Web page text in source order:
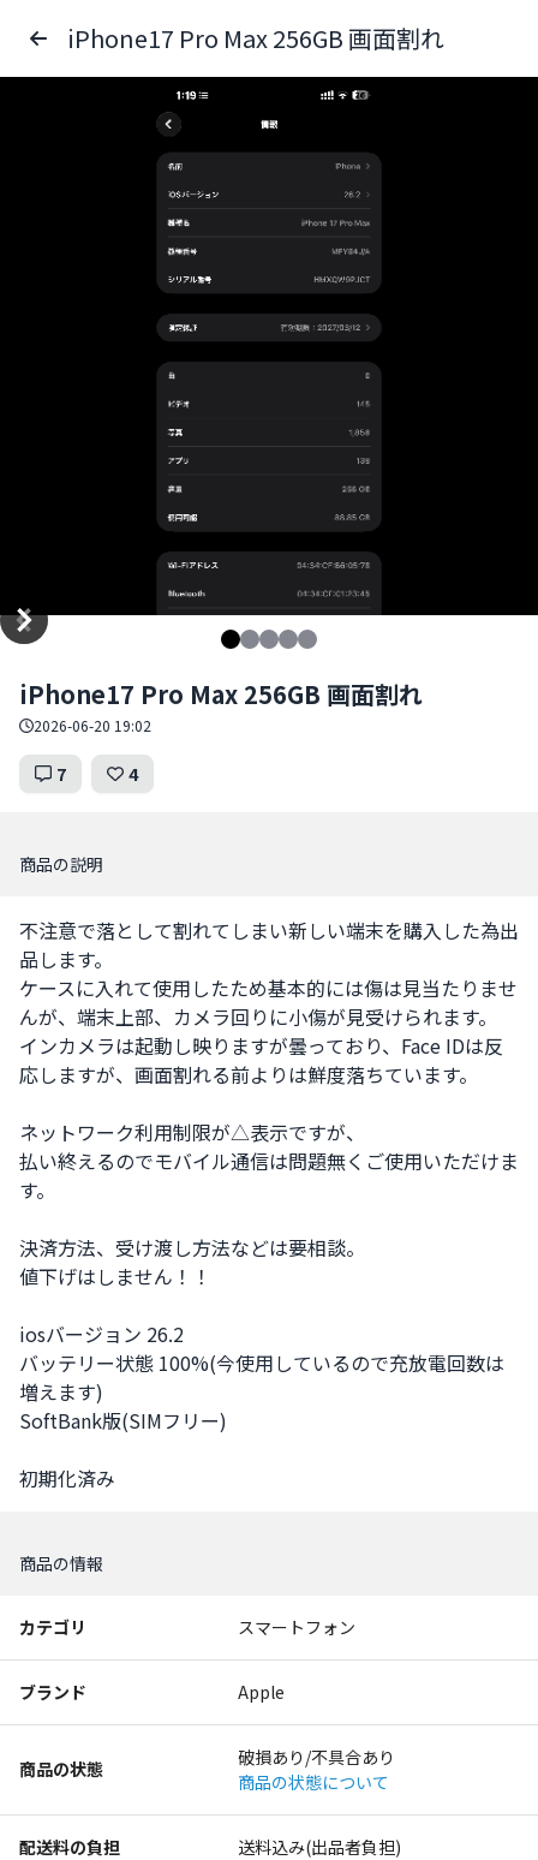
iPhone17 Pro Max 256GB 画面割れ
iPhone17 Pro Max 256GB 画面割れ
2026-06-20 19:02
7 4
商品の説明
不注意で落として割れてしまい新しい端末を購入した為出
品します。
ケースに入れて使用したため基本的には傷は見当たりませ
んが、端末上部、カメラ回りに小傷が見受けられます。
インカメラは起動し映りますが曇っており、Face IDは反
応しますが、画面割れる前よりは鮮度落ちています。
ネットワーク利用制限が△表示ですが、
払い終えるのでモバイル通信は問題無くご使用いただけま
す。
決済方法、受け渡し方法などは要相談。
値下げはしません！！
iosバージョン 26.2
バッテリー状態 100%(今使用しているので充放電回数は
増えます)
SoftBank版(SIMフリー)
初期化済み
商品の情報
カテゴリ スマートフォン
ブランド Apple
商品の状態
破損あり/不具合あり
商品の状態について
配送料の負担 送料込み(出品者負担)